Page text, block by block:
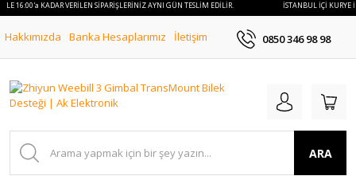
16:00'a KADAR VERİLEN SİPARİŞLERİNİZ AYNI GÜN TESLİM EDİLİR. İSTANBUL İÇİ KURYE
Hakkımızda Banka Hesaplarımız İletişim 0850 346 98 98
ARA